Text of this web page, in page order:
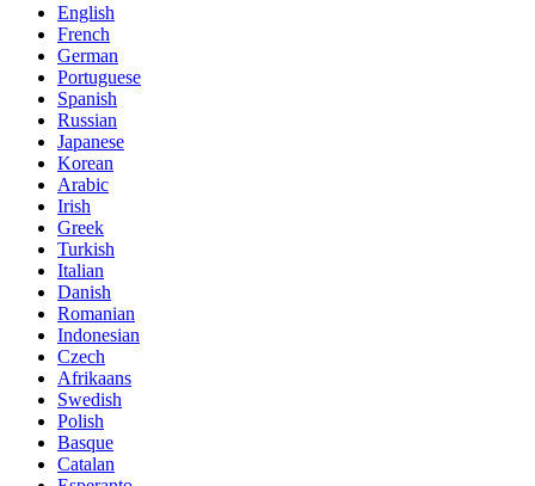
English
French
German
Portuguese
Spanish
Russian
Japanese
Korean
Arabic
Irish
Greek
Turkish
Italian
Danish
Romanian
Indonesian
Czech
Afrikaans
Swedish
Polish
Basque
Catalan